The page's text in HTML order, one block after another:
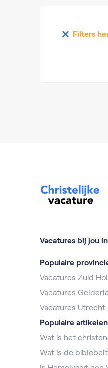
Filters
Vacatures bij jou
Populaire
Vacatures Zuid
Vacatures
Vacatures Utrecht
Populaire artikelen
Wat is het
Wat is de